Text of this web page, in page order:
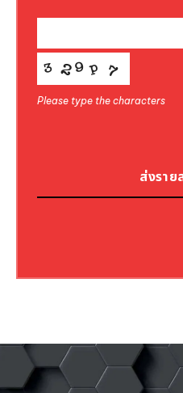
Please type the characters
ส่งราย